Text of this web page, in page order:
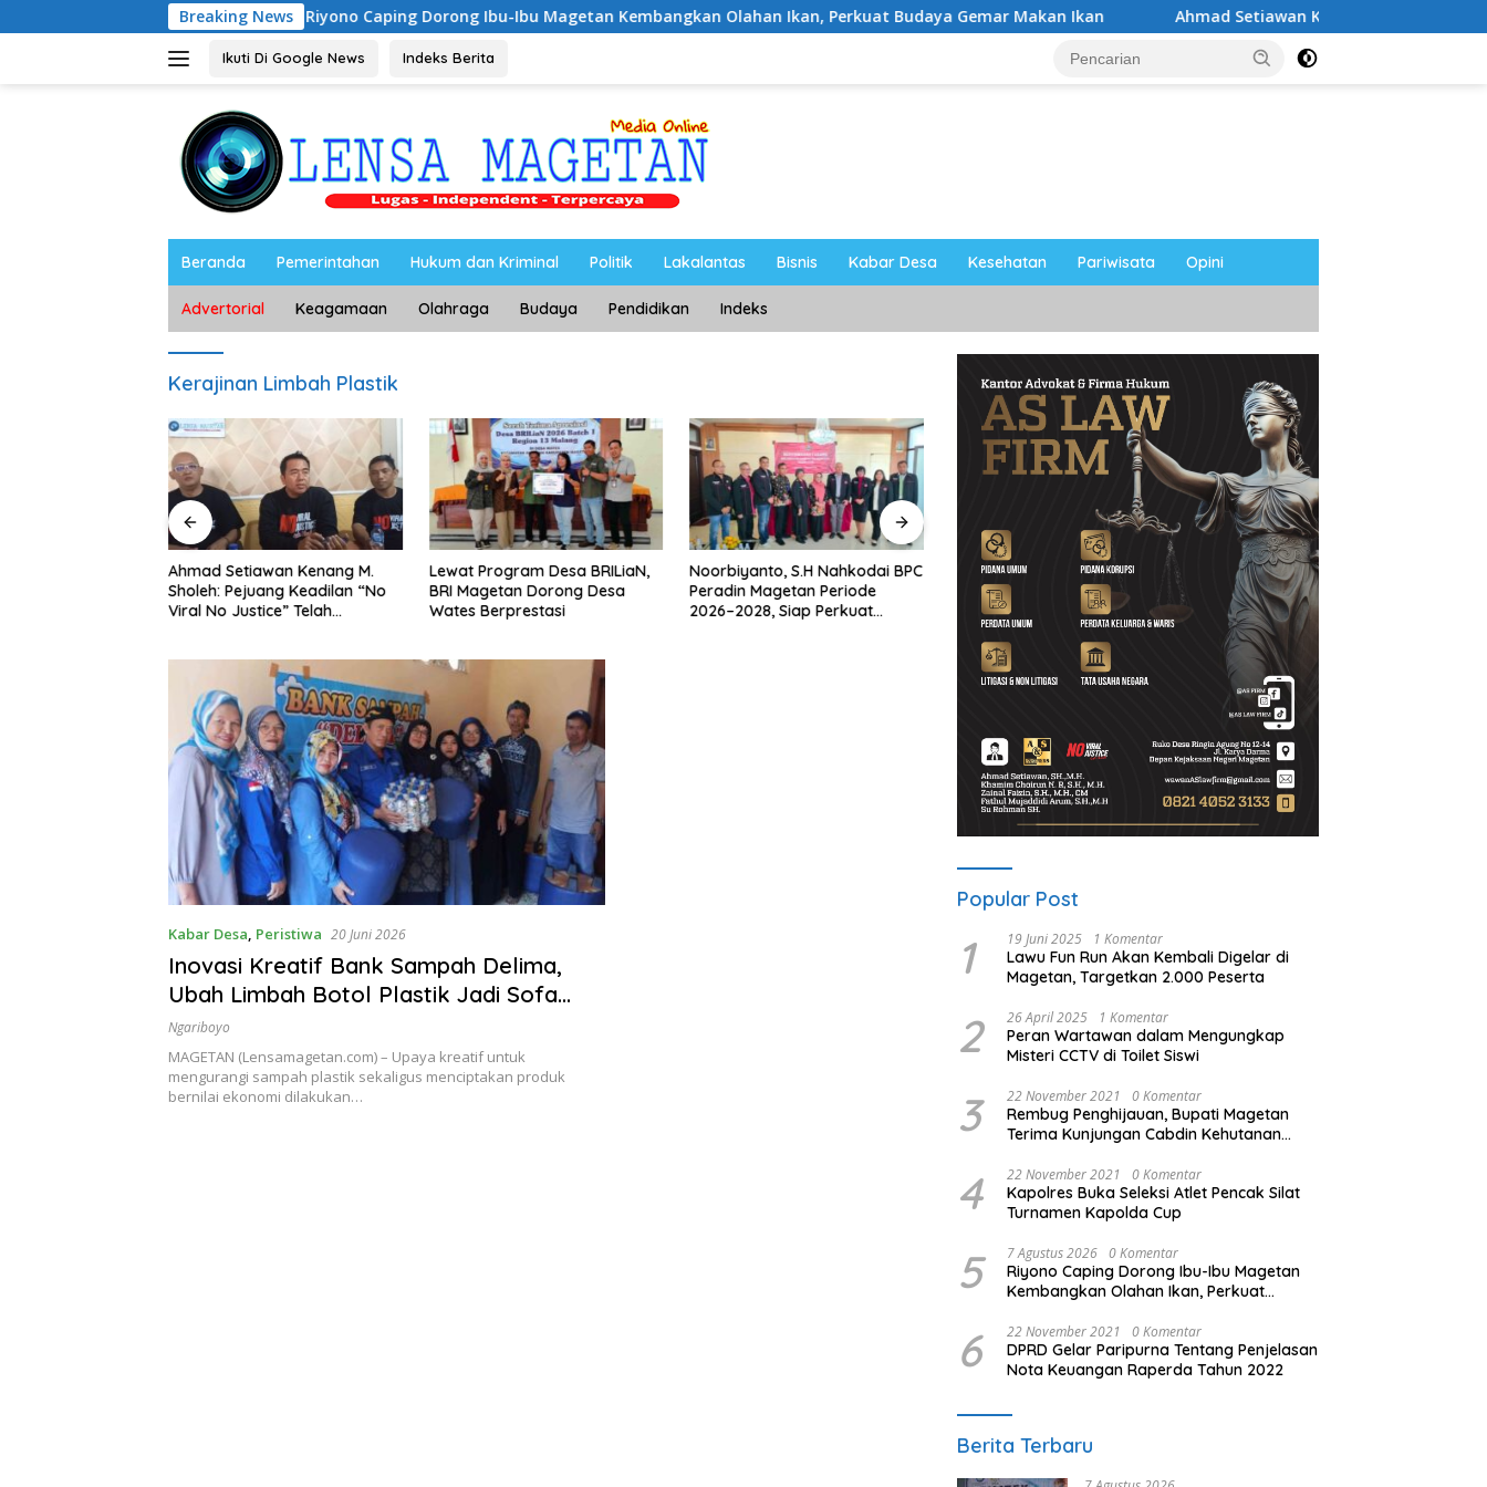
ke
Breaking News
Riyono Caping Dorong Ibu-Ibu Magetan Kembangkan Olahan Ikan, Perkuat Budaya Gemar Makan Ikan Ahmad Setiawan Kenang M. Sholeh: Pejuang Keadilan
Ikuti Di Google News Indeks Berita
Beranda Pemerintahan Hukum dan Kriminal Politik Lakalantas Bisnis Kabar Desa Kesehatan Pariwisata Opini
Advertorial Keagamaan Olahraga Budaya Pendidikan Indeks
Kerajinan Limbah Plastik
Ahmad Setiawan Kenang M.
Sholeh: Pejuang Keadilan “No
Viral No Justice” Telah
Lewat Program Desa BRILiaN,
BRI Magetan Dorong Desa
Wates Berprestasi
Noorbiyanto, S.H Nahkodai BPC
Peradin Magetan Periode
2026–2028, Siap Perkuat
UNESA Gelar ICAPSTURE 2026
di Magetan, Dorong Inovasi
untuk Masa Depan
Berkelanjutan
Ketua PWI Magetan: OKK
Penting untuk Mencetak
Wartawan Profesional,
Berintegritas dan Terpercaya
Kabar Desa, Peristiwa 20 Juni 2026
Inovasi Kreatif Bank Sampah Delima,
Ubah Limbah Botol Plastik Jadi Sofa
Cantik
Ngariboyo
MAGETAN (Lensamagetan.com) – Upaya kreatif untuk
mengurangi sampah plastik sekaligus menciptakan produk
bernilai ekonomi dilakukan…
Popular Post
1 19 Juni 2025 1 Komentar
Lawu Fun Run Akan Kembali Digelar di
Magetan, Targetkan 2.000 Peserta
2 26 April 2025 1 Komentar
Peran Wartawan dalam Mengungkap
Misteri CCTV di Toilet Siswi
3 22 November 2021 0 Komentar
Rembug Penghijauan, Bupati Magetan
Terima Kunjungan Cabdin Kehutanan
4 22 November 2021 0 Komentar
Kapolres Buka Seleksi Atlet Pencak Silat
Turnamen Kapolda Cup
5 7 Agustus 2026 0 Komentar
Riyono Caping Dorong Ibu-Ibu Magetan
Kembangkan Olahan Ikan, Perkuat
6 22 November 2021 0 Komentar
DPRD Gelar Paripurna Tentang Penjelasan
Nota Keuangan Raperda Tahun 2022
Berita Terbaru